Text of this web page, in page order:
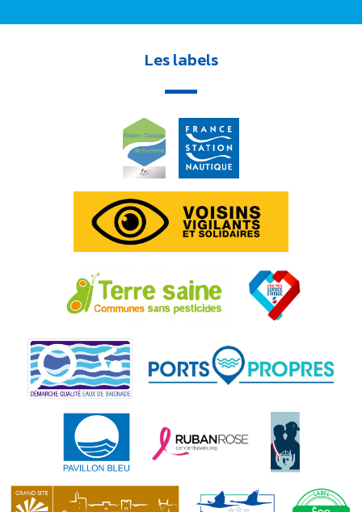
Les labels